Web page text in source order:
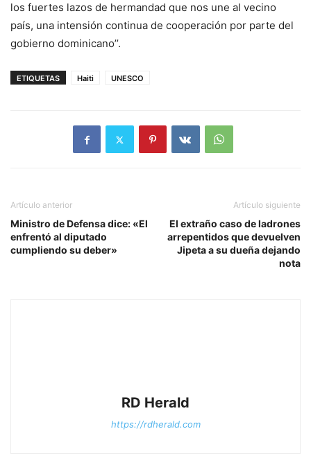
los fuertes lazos de hermandad que nos une al vecino
país, una intensión continua de cooperación por parte del
gobierno dominicano’’.
ETIQUETAS Haiti UNESCO
Artículo anterior
Ministro de Defensa dice: «El
enfrentó al diputado
cumpliendo su deber»
Artículo siguiente
El extraño caso de ladrones
arrepentidos que devuelven
Jipeta a su dueña dejando
nota
RD Herald
https://rdherald.com